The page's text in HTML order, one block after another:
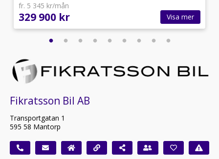
fr. 5 345 kr/mån
329 900 kr Visa mer
Fikratsson Bil AB
Transportgatan 1
595 58 Mantorp